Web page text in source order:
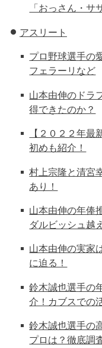
「おっさん・サ
アスリート
プロ野球選手の
フェラーリなど
山本由伸のドラ
得できたのか？
【２０２２年
初めも紹介！
村上宗隆と清宮
あり！
山本由伸の年俸
ダルビッシュ越
山本由伸の実家
に迫る！
鈴木誠也選手の
介！カブスでの
鈴木誠也選手の
プロは？徹底調